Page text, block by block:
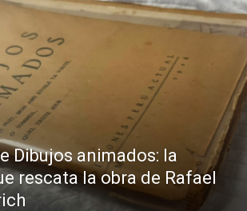
Dibujos animados: la
rescata la obra de Rafael